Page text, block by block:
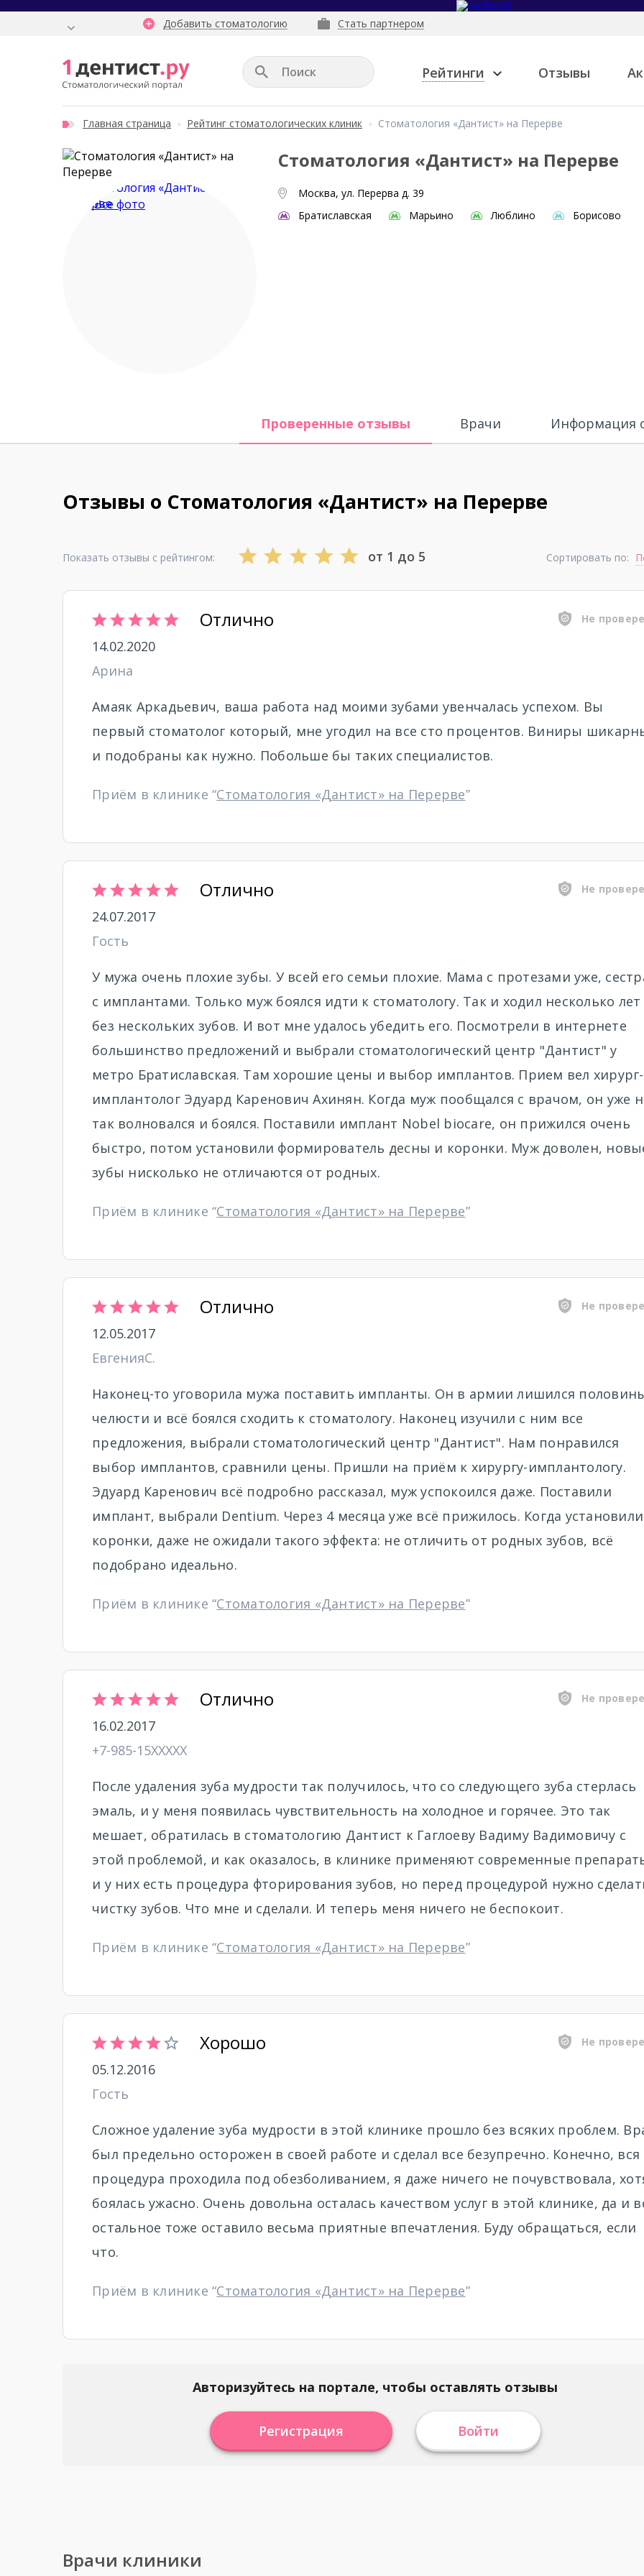
Добавить стоматологию Стать партнером
Рейтинги Отзывы
Главная страница Рейтинг стоматологических клиник Стоматология «Дантист» на Перерве
Все фото
Стоматология «Дантист» на Перерве
Москва, ул. Перерва д. 39
Братиславская
Марьино Люблино Борисово
Проверенные отзывы Врачи Информация
Отзывы о Стоматология «Дантист» на Перерве
Показать отзывы с рейтингом: от 1 до 5 Сортировать по:
Отлично Не
14.02.2020
Арина
Амаяк Аркадьевич, ваша работа над моими зубами увенчалась успехом. Вы
первый стоматолог который, мне угодил на все сто процентов. Виниры
и подобраны как нужно. Побольше бы таких специалистов.
Приём в клинике “Стоматология «Дантист» на Перерве”
Отлично Не
24.07.2017
Гость
У мужа очень плохие зубы. У всей его семьи плохие. Мама с протезами уже,
с имплантами. Только муж боялся идти к стоматологу. Так и ходил несколько лет
без нескольких зубов. И вот мне удалось убедить его. Посмотрели в интернете
большинство предложений и выбрали стоматологический центр "Дантист" у
метро Братиславская. Там хорошие цены и выбор имплантов. Прием вел хирург-
имплантолог Эдуард Каренович Ахинян. Когда муж пообщался с врачом, он уже
так волновался и боялся. Поставили имплант Nobel biocare, он прижился очень
быстро, потом установили формирователь десны и коронки. Муж доволен,
зубы нисколько не отличаются от родных.
Приём в клинике “Стоматология «Дантист» на Перерве”
Отлично Не
12.05.2017
ЕвгенияС.
Наконец-то уговорила мужа поставить импланты. Он в армии лишился
челюсти и всё боялся сходить к стоматологу. Наконец изучили с ним все
предложения, выбрали стоматологический центр "Дантист". Нам понравился
выбор имплантов, сравнили цены. Пришли на приём к хирургу-имплантологу.
Эдуард Каренович всё подробно рассказал, муж успокоился даже. Поставили
имплант, выбрали Dentium. Через 4 месяца уже всё прижилось. Когда установили
коронки, даже не ожидали такого эффекта: не отличить от родных зубов, всё
подобрано идеально.
Приём в клинике “Стоматология «Дантист» на Перерве”
Отлично Не
16.02.2017
+7-985-15XXXXX
После удаления зуба мудрости так получилось, что со следующего зуба стерлась
эмаль, и у меня появилась чувствительность на холодное и горячее. Это так
мешает, обратилась в стоматологию Дантист к Гаглоеву Вадиму Вадимовичу с
этой проблемой, и как оказалось, в клинике применяют современные
и у них есть процедура фторирования зубов, но перед процедурой нужно
чистку зубов. Что мне и сделали. И теперь меня ничего не беспокоит.
Приём в клинике “Стоматология «Дантист» на Перерве”
Хорошо Не
05.12.2016
Гость
Сложное удаление зуба мудрости в этой клинике прошло без всяких проблем.
был предельно осторожен в своей работе и сделал все безупречно. Конечно, вся
процедура проходила под обезболиванием, я даже ничего не почувствовала,
боялась ужасно. Очень довольна осталась качеством услуг в этой клинике, да и
остальное тоже оставило весьма приятные впечатления. Буду обращаться, если
что.
Приём в клинике “Стоматология «Дантист» на Перерве”
Авторизуйтесь на портале, чтобы оставлять отзывы
Регистрация Войти
Врачи клиники